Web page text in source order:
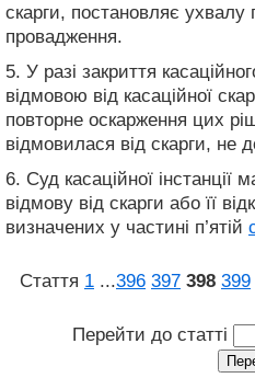
скарги, постановляє ухвалу
провадження.
5. У разі закриття
відмовою від касаційної
повторне оскарження цих
відмовилася від скарги, не
6. Суд касаційної інстанції
відмову від скарги або її
визначених у частині п’ятій
Стаття 1 ...396 397 398 399
Перейти до статті